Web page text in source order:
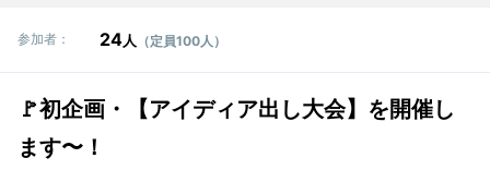
参加者： 24人 （定員100人）
🚩初企画・【アイディア出し大会】を開催し
ます〜！